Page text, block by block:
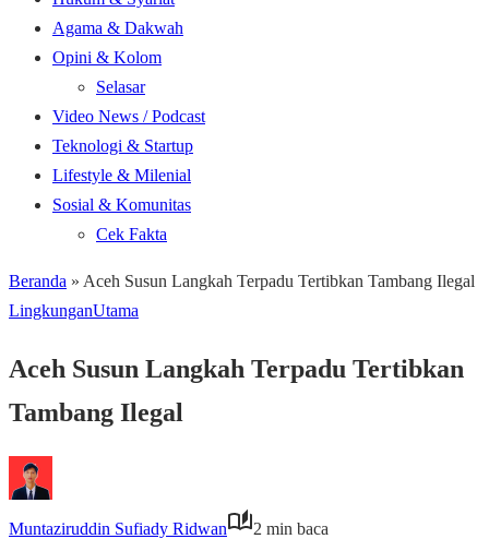
Agama & Dakwah
Opini & Kolom
Selasar
Video News / Podcast
Teknologi & Startup
Lifestyle & Milenial
Sosial & Komunitas
Cek Fakta
Beranda » Aceh Susun Langkah Terpadu Tertibkan Tambang Ilegal
LingkunganUtama
Aceh Susun Langkah Terpadu Tertibkan
Tambang Ilegal
Muntaziruddin Sufiady Ridwan
2 min baca